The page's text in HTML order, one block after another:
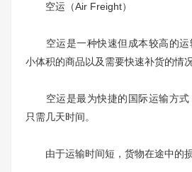
空运（Air Freight）
空运是一种快速但成本较高的运
小体积的商品以及需要快速补货的情况
空运是最为快捷的国际运输方式
只需几天时间。
由于运输时间短，货物在途中的损